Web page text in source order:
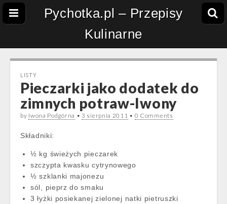
Pychotka.pl – Przepisy
Kulinarne
LISTY
Pieczarki jako dodatek do
zimnych potraw-Iwony
by Iwona Podgórna •3 sierpnia 2011 • 0 Comments
Składniki:
½ kg świeżych pieczarek
szczypta kwasku cytrynowego
½ szklanki majonezu
sól, pieprz do smaku
3 łyżki posiekanej zielonej natki pietruszki